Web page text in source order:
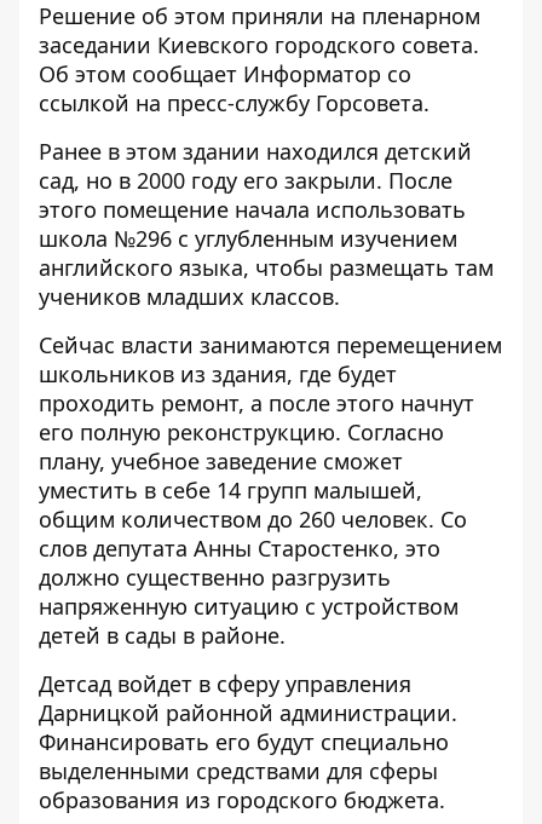
Решение об этом приняли на пленарном
заседании Киевского городского совета.
Об этом сообщает Информатор со
ссылкой на пресс-службу Горсовета.
Ранее в этом здании находился детский
сад, но в 2000 году его закрыли. После
этого помещение начала использовать
школа №296 с углубленным изучением
английского языка, чтобы размещать там
учеников младших классов.
Сейчас власти занимаются перемещением
школьников из здания, где будет
проходить ремонт, а после этого начнут
его полную реконструкцию. Согласно
плану, учебное заведение сможет
уместить в себе 14 групп малышей,
общим количеством до 260 человек. Со
слов депутата Анны Старостенко, это
должно существенно разгрузить
напряженную ситуацию с устройством
детей в сады в районе.
Детсад войдет в сферу управления
Дарницкой районной администрации.
Финансировать его будут специально
выделенными средствами для сферы
образования из городского бюджета.